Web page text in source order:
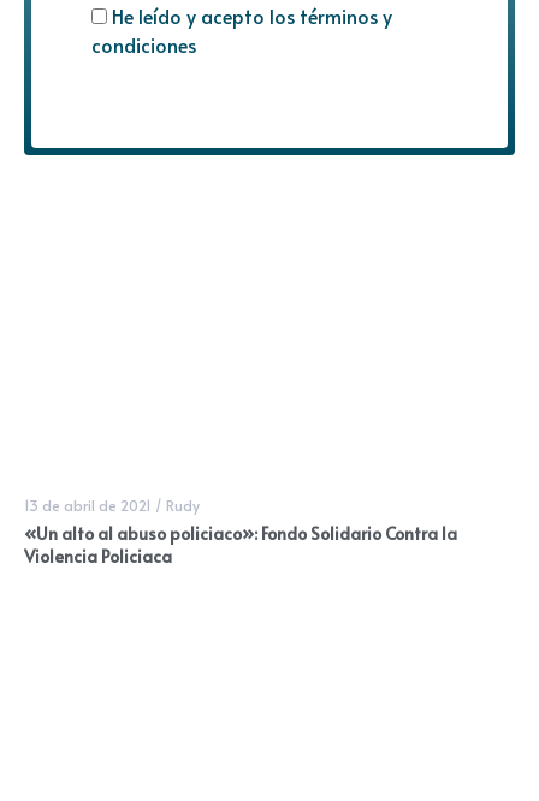
He leído y acepto los términos y
condiciones
13 de abril de 2021 / Rudy
«Un alto al abuso policiaco»: Fondo Solidario Contra la
Violencia Policiaca